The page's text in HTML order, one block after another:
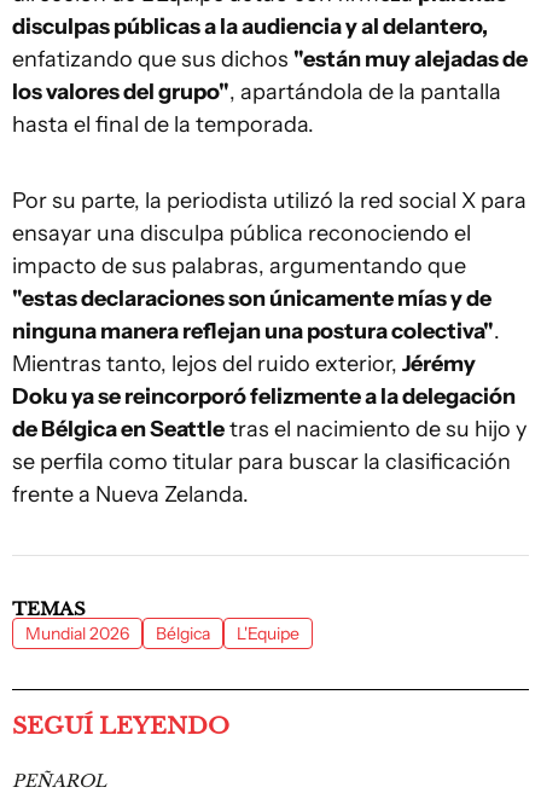
disculpas públicas a la audiencia y al delantero,
enfatizando que sus dichos "están muy alejadas de
los valores del grupo", apartándola de la pantalla
hasta el final de la temporada.
Por su parte, la periodista utilizó la red social X para
ensayar una disculpa pública reconociendo el
impacto de sus palabras, argumentando que
"estas declaraciones son únicamente mías y de
ninguna manera reflejan una postura colectiva".
Mientras tanto, lejos del ruido exterior, Jérémy
Doku ya se reincorporó felizmente a la delegación
de Bélgica en Seattletras el nacimiento de su hijo y
se perfila como titular para buscar la clasificación
frente a Nueva Zelanda.
TEMAS
Mundial 2026 Bélgica L'Equipe
SEGUÍ LEYENDO
PEÑAROL